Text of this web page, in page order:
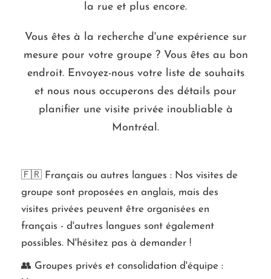
la rue et plus encore.
Vous êtes à la recherche d'une expérience sur
mesure pour votre groupe ? Vous êtes au bon
endroit. Envoyez-nous votre liste de souhaits
et nous nous occuperons des détails pour
planifier une visite privée inoubliable à
Montréal.
🇫🇷 Français ou autres langues : Nos visites de
groupe sont proposées en anglais, mais des
visites privées peuvent être organisées en
français - d'autres langues sont également
possibles. N'hésitez pas à demander !
👥 Groupes privés et consolidation d'équipe :